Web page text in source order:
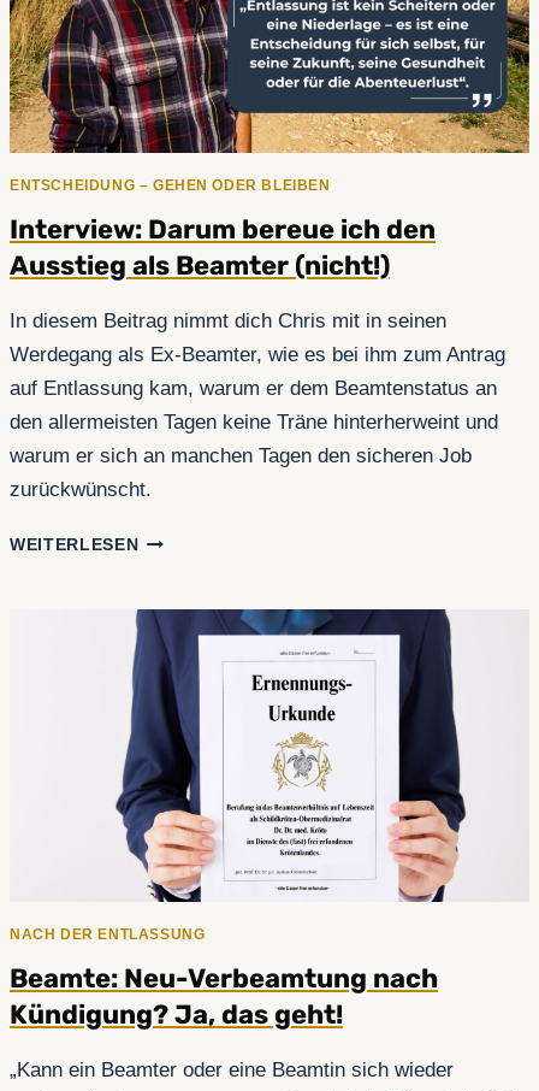
ENTSCHEIDUNG – GEHEN ODER BLEIBEN
Interview: Darum bereue ich den
Ausstieg als Beamter (nicht!)
In diesem Beitrag nimmt dich Chris mit in seinen
Werdegang als Ex-Beamter, wie es bei ihm zum Antrag
auf Entlassung kam, warum er dem Beamtenstatus an
den allermeisten Tagen keine Träne hinterherweint und
warum er sich an manchen Tagen den sicheren Job
zurückwünscht.
WEITERLESENINTERVIEW:
ICH
DEN
AUSSTIEG
ALS
BEAMTER
(NICHT!)
NACH DER ENTLASSUNG
Beamte: Neu-Verbeamtung nach
Kündigung? Ja, das geht!
„Kann ein Beamter oder eine Beamtin sich wieder